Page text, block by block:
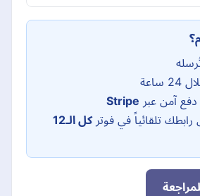
آمن عبر Stripe
رابطك تلقائياً في فوتر
كل الـ12